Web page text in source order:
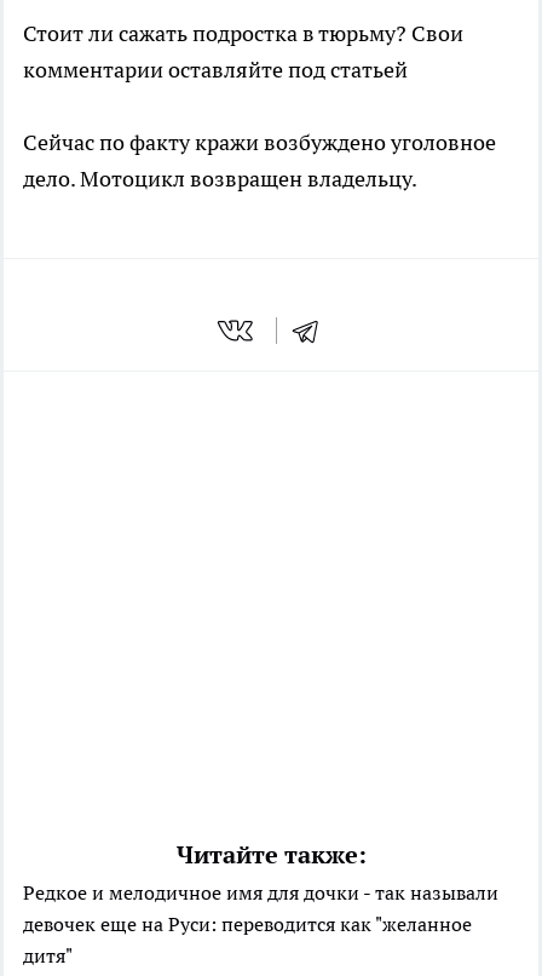
Стоит ли сажать подростка в тюрьму? Свои
комментарии оставляйте под статьей
Сейчас по факту кражи возбуждено уголовное
дело. Мотоцикл возвращен владельцу.
Читайте также:
Редкое и мелодичное имя для дочки - так называли
девочек еще на Руси: переводится как "желанное
дитя"